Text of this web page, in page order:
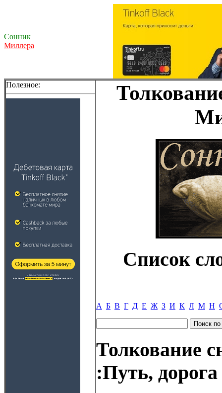
Сонник
Миллера
Полезное:
Список
А Б В Г Д Е Ж З И К Л М Н
Толкование
:Путь, дорога